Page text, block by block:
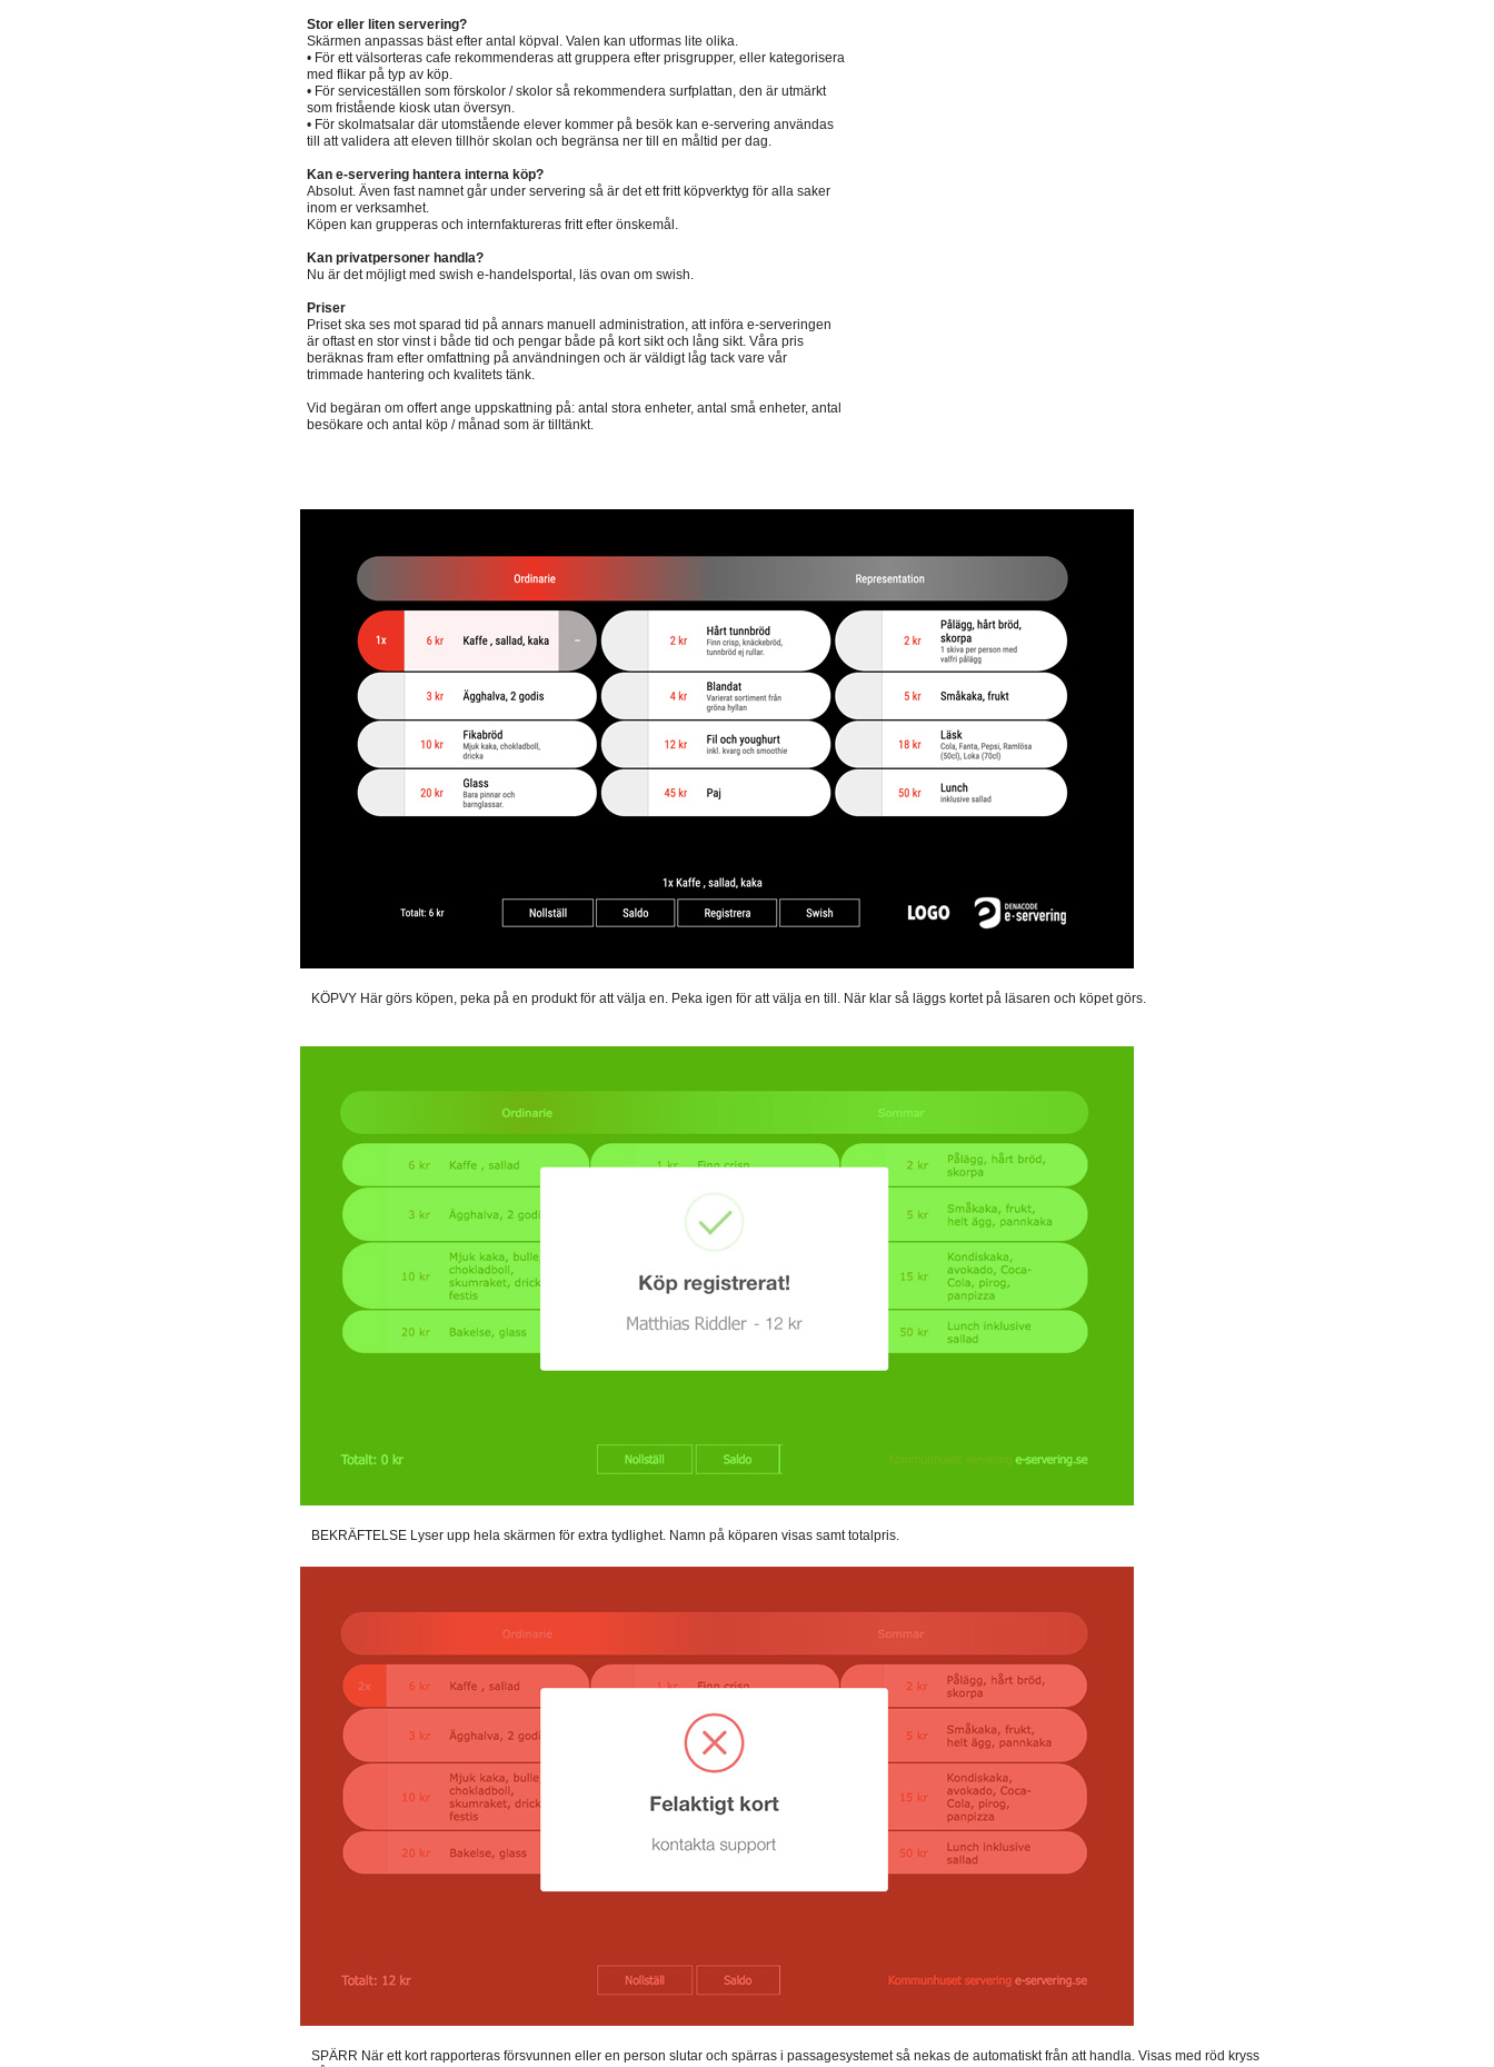
Stor eller liten servering?
Skärmen anpassas bäst efter antal köpval. Valen kan utformas lite olika.
• För ett välsorteras cafe rekommenderas att gruppera efter prisgrupper, eller kategorisera
med flikar på typ av köp.
• För serviceställen som förskolor / skolor så rekommendera surfplattan, den är utmärkt
som fristående kiosk utan översyn.
• För skolmatsalar där utomstående elever kommer på besök kan e-servering användas
till att validera att eleven tillhör skolan och begränsa ner till en måltid per dag.
Kan e-servering hantera interna köp?
Absolut. Även fast namnet går under servering så är det ett fritt köpverktyg för alla saker
inom er verksamhet.
Köpen kan grupperas och internfaktureras fritt efter önskemål.
Kan privatpersoner handla?
Nu är det möjligt med swish e-handelsportal, läs ovan om swish.
Priser
Priset ska ses mot sparad tid på annars manuell administration, att införa e-serveringen
är oftast en stor vinst i både tid och pengar både på kort sikt och lång sikt. Våra pris
beräknas fram efter omfattning på användningen och är väldigt låg tack vare vår
trimmade hantering och kvalitets tänk.
Vid begäran om offert ange uppskattning på: antal stora enheter, antal små enheter, antal
besökare och antal köp / månad som är tilltänkt.
KÖPVY Här görs köpen, peka på en produkt för att välja en. Peka igen för att välja en till. När klar så läggs kortet på läsaren och köpet görs.
BEKRÄFTELSE Lyser upp hela skärmen för extra tydlighet. Namn på köparen visas samt totalpris.
SPÄRR När ett kort rapporteras försvunnen eller en person slutar och spärras i passagesystemet så nekas de automatiskt från att handla. Visas med röd kryss